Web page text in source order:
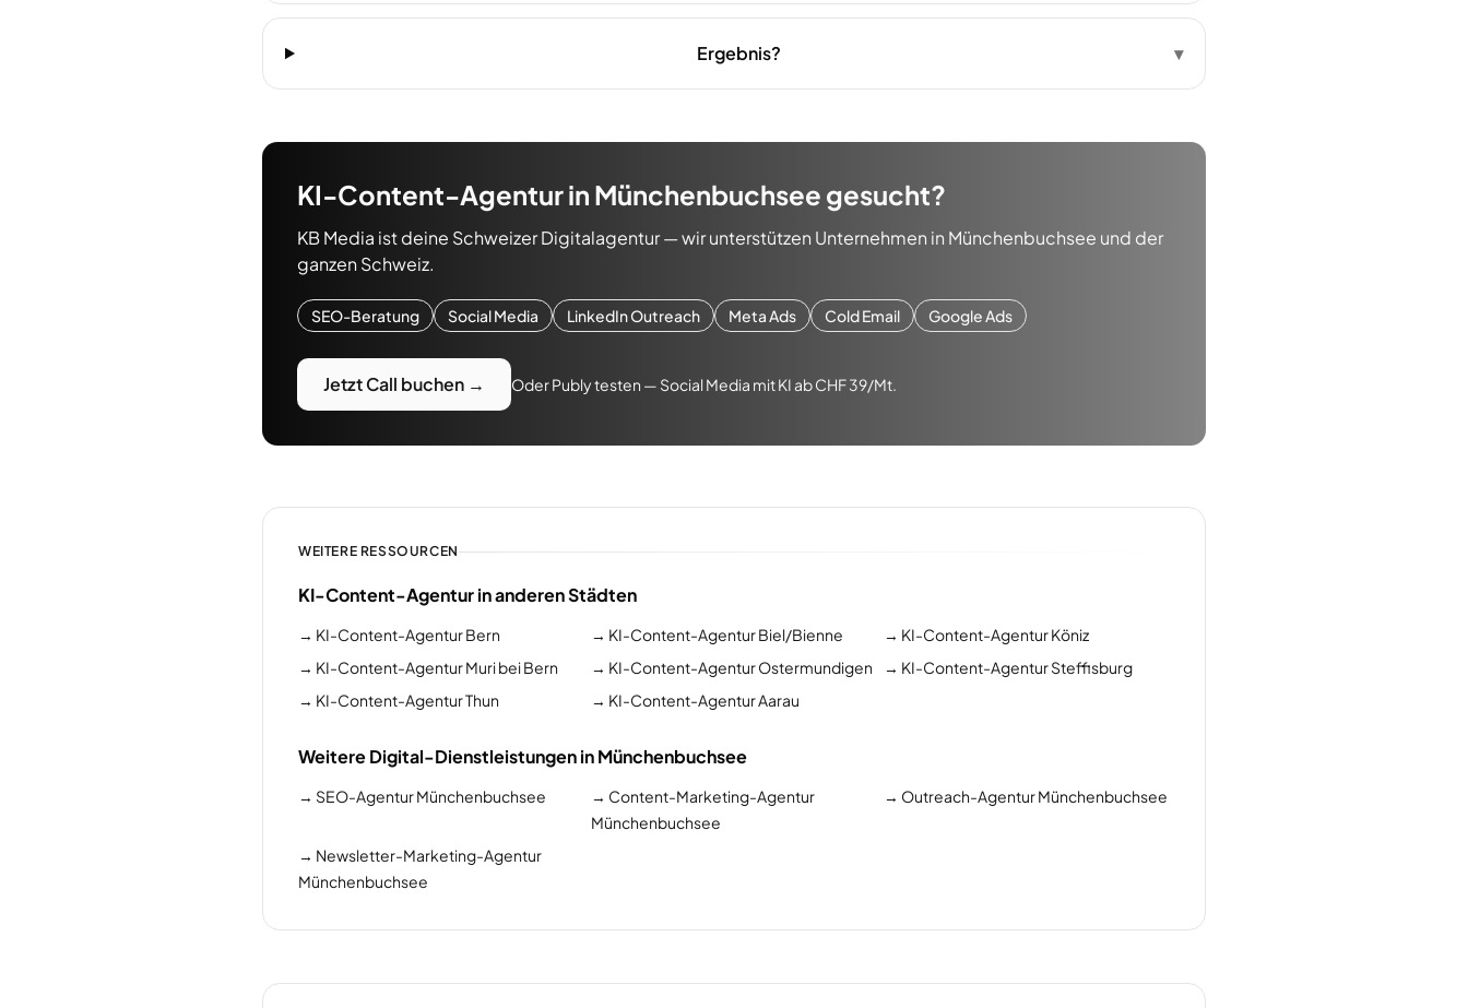
Ergebnis? ▾
KI-Content-Agenturin Münchenbuchsee gesucht?
KB Media ist deine Schweizer Digitalagentur — wir unterstützen Unternehmen in Münchenbuchsee und der
ganzen Schweiz.
SEO-Beratung Social Media LinkedIn Outreach Meta Ads Cold Email Google Ads
Jetzt Call buchen → Oder Publy testen — Social Media mit KI ab CHF 39/Mt.
WEITERE RESSOURCEN
KI-Content-Agentur in anderen Städten
→ KI-Content-Agentur Bern → KI-Content-Agentur Biel/Bienne → KI-Content-Agentur Köniz
→ KI-Content-Agentur Muri bei Bern → KI-Content-Agentur Ostermundigen → KI-Content-Agentur Steffisburg
→ KI-Content-Agentur Thun → KI-Content-Agentur Aarau
Weitere Digital-Dienstleistungen in Münchenbuchsee
→ SEO-Agentur Münchenbuchsee → Content-Marketing-Agentur
Münchenbuchsee
→ Outreach-Agentur Münchenbuchsee
→ Newsletter-Marketing-Agentur
Münchenbuchsee